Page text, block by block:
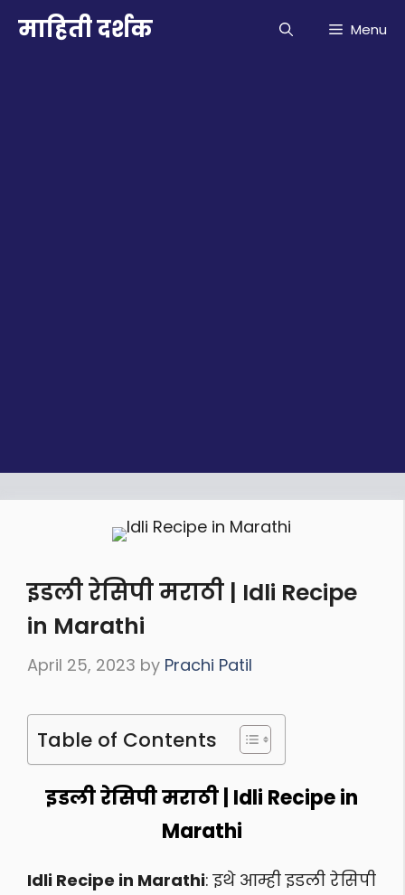
माहिती दर्शक Menu
इडली रेसिपी मराठी | Idli Recipe
in Marathi
April 25, 2023 by Prachi Patil
Table of Contents
इडली रेसिपी मराठी | Idli Recipe in
Marathi
Idli Recipe in Marathi: इथे आम्ही इडली रेसिपी